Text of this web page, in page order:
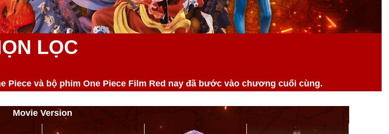
LỌC
và bộ phim One Piece Film Red nay đã bước vào chương cuối cùng.
Movie Version